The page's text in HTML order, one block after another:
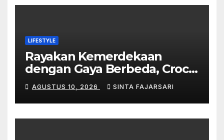
LIFESTYLE
Rayakan Kemerdekaan
dengan Gaya Berbeda, Crocs
Hadirkan Jibbitz™ Charms
Khas Indonesia
AGUSTUS 10, 2026 SINTA FAJARSARI